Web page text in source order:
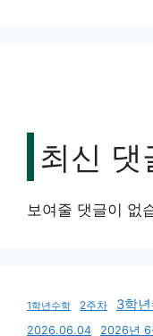
최신 댓
보여줄 댓글이 없
1학년수학 2주차 3학
2026.06.04 2026년 6